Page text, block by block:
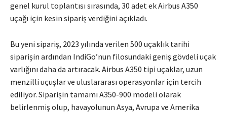
genel kurul toplantısı sırasında, 30 adet ek Airbus A350
uçağı için kesin sipariş verdiğini açıkladı.
Bu yeni sipariş, 2023 yılında verilen 500 uçaklık tarihi
siparişin ardından IndiGo’nun filosundaki geniş gövdeli uçak
varlığını daha da artıracak. Airbus A350 tipi uçaklar, uzun
menzilli uçuşlar ve uluslararası operasyonlar için tercih
ediliyor. Siparişin tamamı A350-900 modeli olarak
belirlenmiş olup, havayolunun Asya, Avrupa ve Amerika